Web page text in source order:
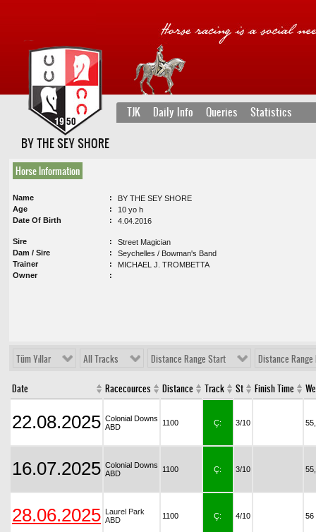
TJK Daily Info Queries Statistics
BY THE SEY SHORE
Horse Information
Name
BY THE SEY SHORE
Age
10 yo h
Date Of Birth
4.04.2016
Sire
Street Magician
Dam / Sire
Seychelles / Bowman's Band
Trainer
MICHAEL J. TROMBETTA
Owner
Tüm Yıllar All Tracks Distance Range Start Distance Range
Date Racecources Distance Track St Finish Time
22.08.2025 Colonial Downs
ABD
1100 Ç: 3/10
16.07.2025 Colonial Downs
ABD
1100 Ç: 3/10
28.06.2025 Laurel Park
ABD
1100 Ç: 4/10 56